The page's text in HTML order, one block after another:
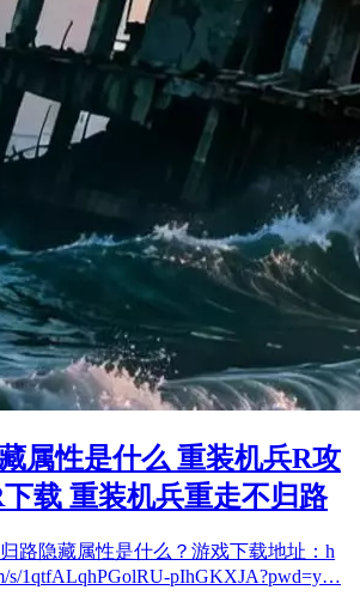
属性是什么 重装机兵R攻
载 重装机兵重走不归路
路隐藏属性是什么？游戏下载地址：h
s/1qtfALqhPGolRU-pIhGKXJA?pwd=y…